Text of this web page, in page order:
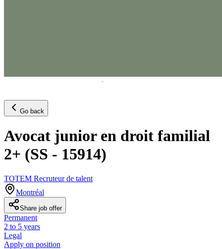
Go back
Avocat junior en droit familial
2+ (SS - 15914)
TOTEM Recruteur de talent
Montréal
Share job offer
Permanent
2 to 5 years
Legal
Apply on position